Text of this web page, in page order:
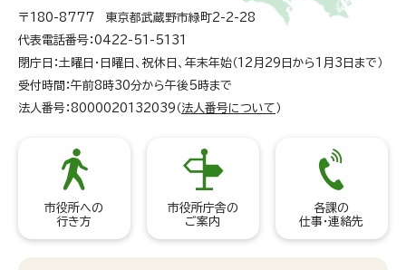
〒180-8777 東京都武蔵野市緑町2-2-28
代表電話番号：0422-51-5131
閉庁日：土曜日・日曜日、祝休日、年末年始（12月29日から1月3日まで）
受付時間：午前8時30分から午後5時まで
法人番号：8000020132039（ 法人番号について ）
市役所への
行き方
市役所庁舎の
ご案内
各課の
仕事・連絡先